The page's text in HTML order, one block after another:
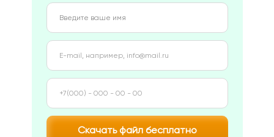
Скачать файл бесплатно